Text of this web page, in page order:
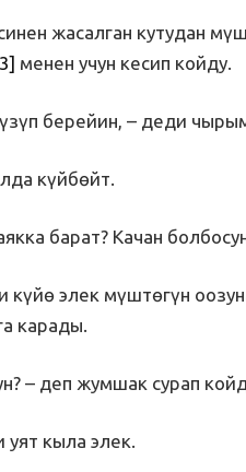
жасалган кутудан
менен учун кесип койду.
берейин, – деди
күйбөйт.
барат? Качан
күйө элек мүштөгүн
карады.
– деп жумшак сурап
кыла элек.